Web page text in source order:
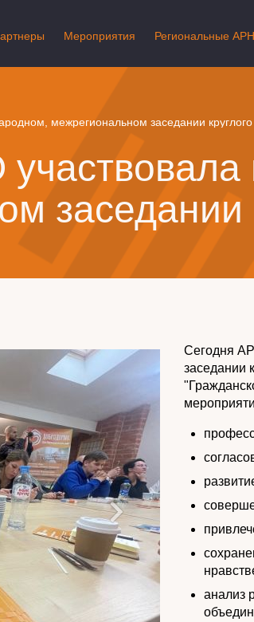
Мероприятия Региональные
межрегиональном заседании круглого
заседании
Сегодня
заседании
анализ